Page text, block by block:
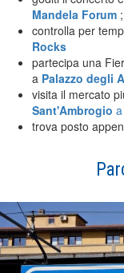
Mandela Forum ;
controlla per
Rocks
partecipa una
a Palazzo degli
visita il mercato
Sant'Ambrogio
trova posto